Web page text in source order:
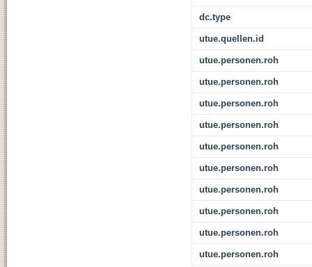
dc.type
utue.quellen.id
utue.personen.roh
utue.personen.roh
utue.personen.roh
utue.personen.roh
utue.personen.roh
utue.personen.roh
utue.personen.roh
utue.personen.roh
utue.personen.roh
utue.personen.roh